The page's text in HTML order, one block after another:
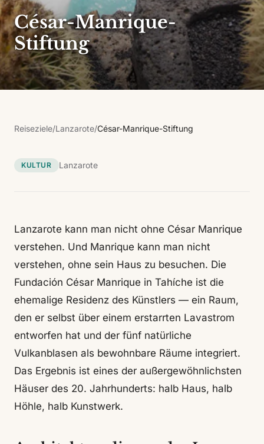
César-Manrique-
Stiftung
Reiseziele/Lanzarote/César-Manrique-Stiftung
KULTUR Lanzarote
Lanzarote kann man nicht ohne César Manrique
verstehen. Und Manrique kann man nicht
verstehen, ohne sein Haus zu besuchen. Die
Fundación César Manrique in Tahíche ist die
ehemalige Residenz des Künstlers — ein Raum,
den er selbst über einem erstarrten Lavastrom
entworfen hat und der fünf natürliche
Vulkanblasen als bewohnbare Räume integriert.
Das Ergebnis ist eines der außergewöhnlichsten
Häuser des 20. Jahrhunderts: halb Haus, halb
Höhle, halb Kunstwerk.